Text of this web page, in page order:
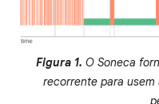
Figura 1. O Soneca
recorrente para usem